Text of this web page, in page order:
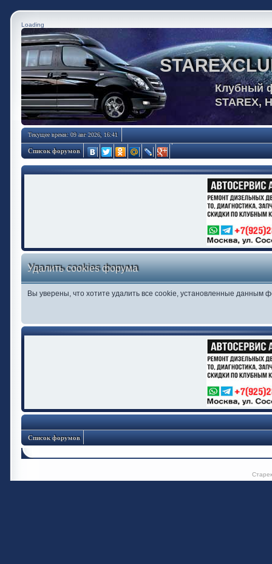
Loading
Клубный
STAREX,
Текущее время: 09 авг 2026, 16:41
Список форумов
Удалить cookies форума
Вы уверены, что хотите удалить все cookie, установленные данным
Список форумов